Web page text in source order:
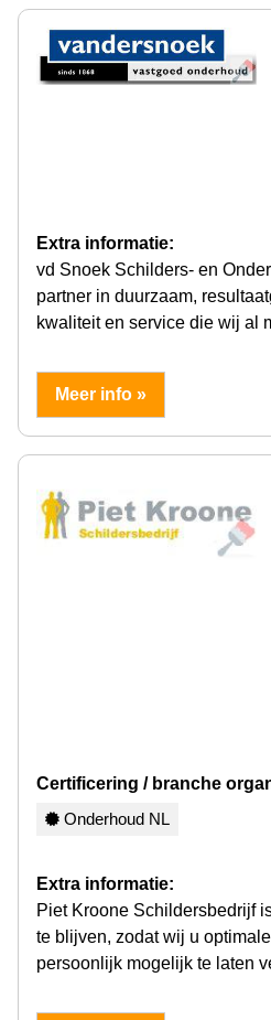
Extra informatie:
vd Snoek Schilders- en
partner in duurzaam,
kwaliteit en service die wij al
Meer info »
Certificering / branche
Onderhoud NL
Extra informatie:
Piet Kroone Schildersbedrijf
te blijven, zodat wij u
persoonlijk mogelijk te laten